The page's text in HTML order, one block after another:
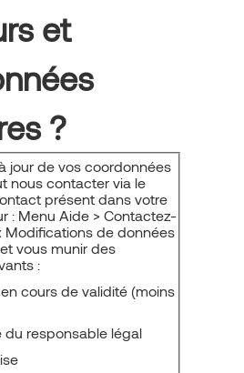
et
?
jour de vos coordonnées
nous contacter via le
présent dans votre
: Menu Aide > Contactez-
Modifications de données
vous munir des
:
cours de validité (moins
du responsable légal